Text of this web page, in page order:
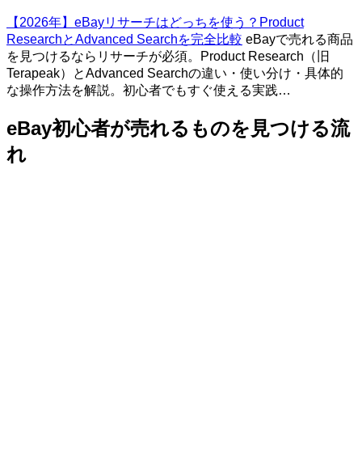
【2026年】eBayリサーチはどっちを使う？Product
ResearchとAdvanced Searchを完全比較 eBayで売れる商品
を見つけるならリサーチが必須。Product Research（旧
Terapeak）とAdvanced Searchの違い・使い分け・具体的
な操作方法を解説。初心者でもすぐ使える実践…
eBay初心者が売れるものを見つける流
れ